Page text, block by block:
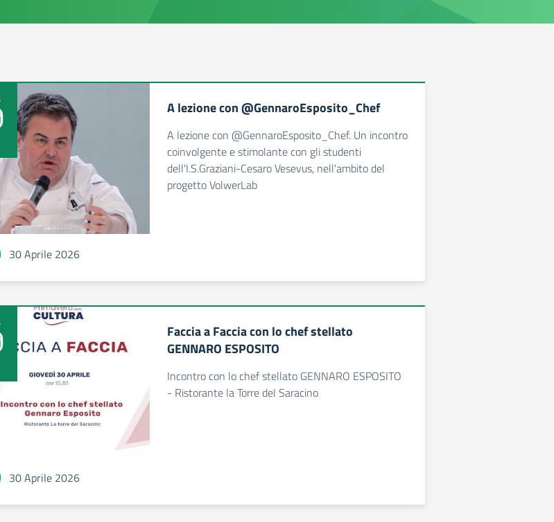
A lezione con @GennaroEsposito_Chef
A lezione con @GennaroEsposito_Chef. Un incontro
coinvolgente e stimolante con gli studenti
dell'I.S.Graziani-Cesaro Vesevus, nell'ambito del
progetto VolwerLab
30 Aprile 2026
Faccia a Faccia con lo chef stellato
GENNARO ESPOSITO
Incontro con lo chef stellato GENNARO ESPOSITO
- Ristorante la Torre del Saracino
30 Aprile 2026